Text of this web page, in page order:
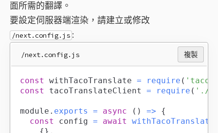
面所需的翻譯。
要設定伺服器端渲染，請建立或修改
/next.config.js :
/next.config.js 複製
const withTacoTranslate = require (
const
tacoTranslateClient = require ( './
module . exports = async ( ) =>
{
const
config = await withTacoTranslate